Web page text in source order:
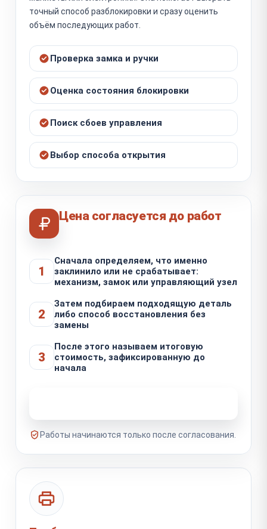
точный способ разблокировки и сразу оценить
объём последующих работ.
Проверка замка и ручки
Оценка состояния блокировки
Поиск сбоев управления
Выбор способа открытия
Цена согласуется до работ
1
Сначала определяем, что именно
заклинило или не срабатывает:
механизм, замок или управляющий узел
2
Затем подбираем подходящую деталь
либо способ восстановления без
замены
3
После этого называем итоговую
стоимость, зафиксированную до
начала
Работы начинаются только после согласования.